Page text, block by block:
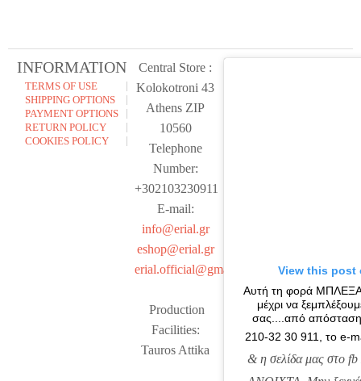
INFORMATION
TERMS OF USE
SHIPPING OPTIONS
PAYMENT OPTIONS
RETURN POLICY
COOKIES POLICY
Central Store :
Kolokotroni 43
Athens ZIP
10560
Telephone
Number:
+302103230911
E-mail:
info@erial.gr
eshop@erial.gr
erial.official@gmail.com
Production
Facilities:
Tauros Attika
View this post
Αυτή τη φορά
μέχρι να
σας....από
210-32 30 911, το e-
& η σελίδα μας στο